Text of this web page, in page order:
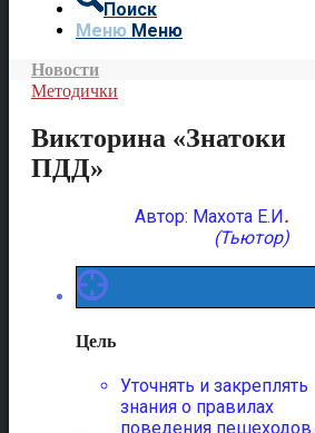
Поиск
Меню Меню
Новости
Методички
Викторина «Знатоки
ПДД»
Автор: Махота Е.И.
(Тьютор)
Цель
Уточнять и закреплять
знания о правилах
поведения пешеходов.